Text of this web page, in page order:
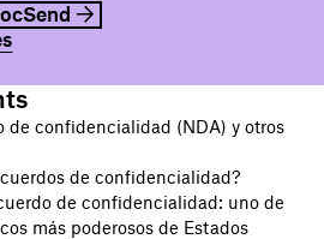
de confidencialidad (NDA) y otros
de confidencialidad?
de confidencialidad: uno de
más poderosos de Estados